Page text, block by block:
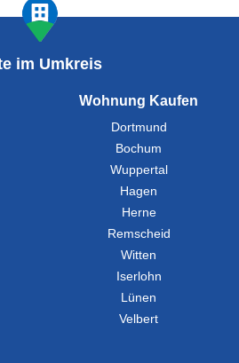
im Umkreis
Wohnung Kaufen
Dortmund
Bochum
Wuppertal
Hagen
Herne
Remscheid
Witten
Iserlohn
Lünen
Velbert